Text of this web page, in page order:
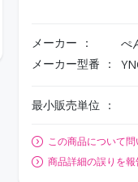
メーカー ぺ
メーカー型番
最小販売単位
この商品について
商品詳細の誤りを報